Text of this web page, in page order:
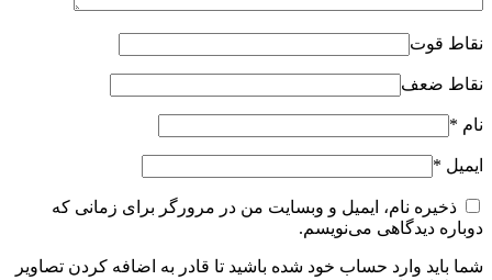
نقاط قوت
نقاط ضعف
نام *
ایمیل *
ذخیره نام، ایمیل و وبسایت من در مرورگر برای زمانی که
دوباره دیدگاهی می‌نویسم.
شما باید وارد حساب خود شده باشید تا قادر به اضافه کردن تصاویر